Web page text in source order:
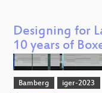
Designing for
10 years of
Bamberg iger-2023